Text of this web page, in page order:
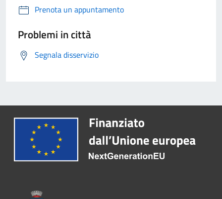
Prenota un appuntamento
Problemi in città
Segnala disservizio